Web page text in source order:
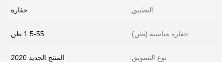
التطبيق: حفارة
حفارة مناسبة (طن): 1.5-55 طن
نوع التسويق: المنتج الجديد 2020